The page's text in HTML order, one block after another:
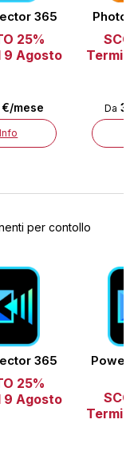
365
25%
9 Agosto
mese Da
per contollo
365
25%
9 Agosto